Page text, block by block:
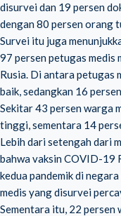
disurvei dan 19 persen
dengan 80 persen orang
Survei itu juga
97 persen petugas medis
Rusia. Di antara petugas
baik, sedangkan 16
Sekitar 43 persen warga
tinggi, sementara 14
Lebih dari setengah dari
bahwa vaksin COVID-19
kedua pandemik di
medis yang disurvei
Sementara itu, 22 persen